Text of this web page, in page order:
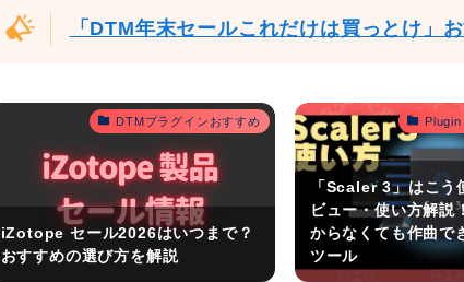
「DTM年末セールこれだけは買っとけ」
DTMプラグインおすすめ
iZotope セール2026はいつまで？
おすすめの選び方を解説
Plugin
「Scaler 3」はこう
ビュー・使い方解説
からなくても作曲で
ツール